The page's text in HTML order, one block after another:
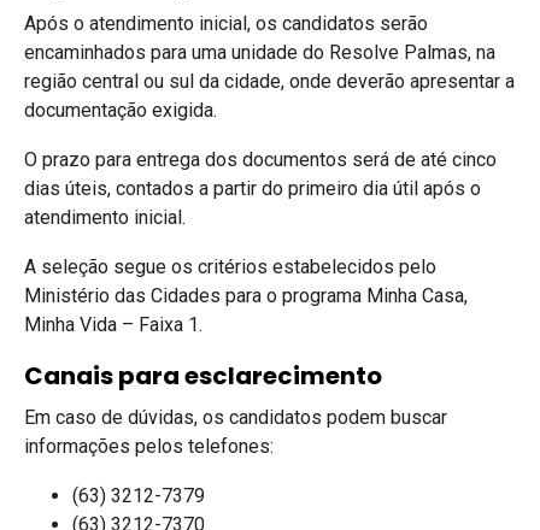
Após o atendimento inicial, os candidatos serão
encaminhados para uma unidade do Resolve Palmas, na
região central ou sul da cidade, onde deverão apresentar a
documentação exigida.
O prazo para entrega dos documentos será de até cinco
dias úteis, contados a partir do primeiro dia útil após o
atendimento inicial.
A seleção segue os critérios estabelecidos pelo
Ministério das Cidades para o programa Minha Casa,
Minha Vida – Faixa 1.
Canais para esclarecimento
Em caso de dúvidas, os candidatos podem buscar
informações pelos telefones:
(63) 3212-7379
(63) 3212-7370